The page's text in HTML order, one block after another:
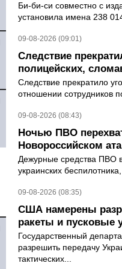
Би-би-си совместно с
установила имена 238
09-08-2026 (09:01)
Следствие
полицейских,
Следствие прекратило
отношении сотрудников
09-08-2026 (08:43)
Ночью ПВО
Новороссийском
Дежурные средства ПВО
украинских
09-08-2026 (08:35)
США намерены
ракеты и пусковые
Государственный
разрешить передачу
тактических...